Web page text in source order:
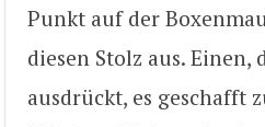
Punkt auf der
diesen Stolz aus. Einen,
ausdrückt, es geschafft